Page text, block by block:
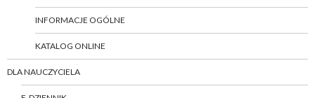
INFORMACJE OGÓLNE
KATALOG ONLINE
DLA NAUCZYCIELA